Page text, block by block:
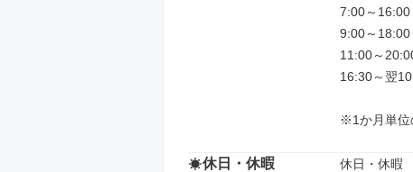
7:00～16:00
9:00～18:00
11:00～
16:30～翌
※1か月単位
休日・休暇
休日・休暇